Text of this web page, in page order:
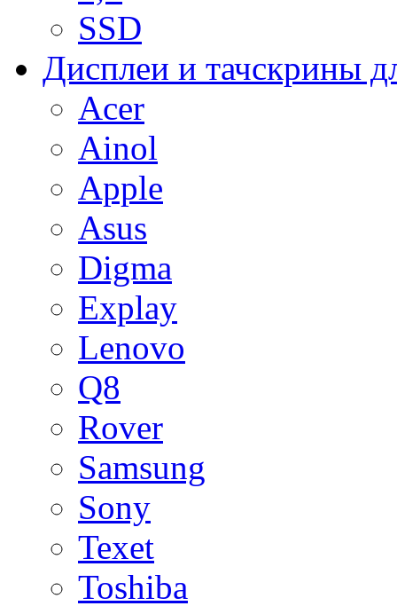
SSD
Дисплеи и тачскрины
Acer
Ainol
Apple
Asus
Digma
Explay
Lenovo
Q8
Rover
Samsung
Sony
Texet
Toshiba